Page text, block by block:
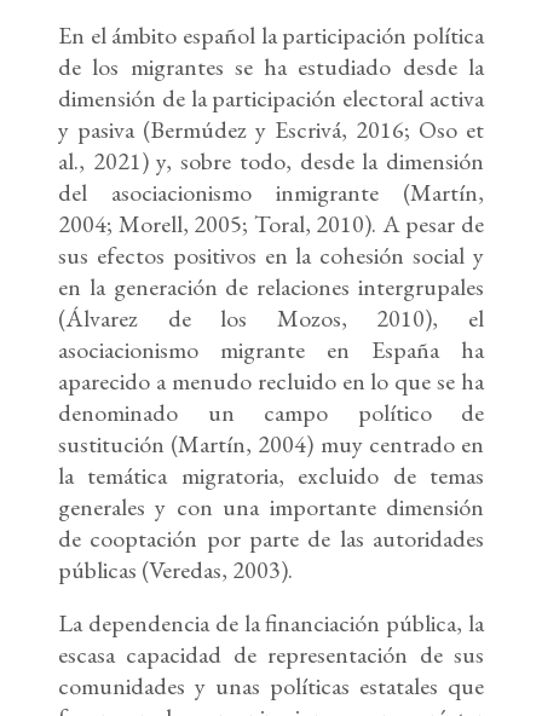
En el ámbito español la participación política
de los migrantes se ha estudiado desde la
dimensión de la participación electoral activa
y pasiva (Bermúdez y Escrivá, 2016; Oso et
al., 2021) y, sobre todo, desde la dimensión
del asociacionismo inmigrante (Martín,
2004; Morell, 2005; Toral, 2010). A pesar de
sus efectos positivos en la cohesión social y
en la generación de relaciones intergrupales
(Álvarez de los Mozos, 2010), el
asociacionismo migrante en España ha
aparecido a menudo recluido en lo que se ha
denominado un campo político de
sustitución (Martín, 2004) muy centrado en
la temática migratoria, excluido de temas
generales y con una importante dimensión
de cooptación por parte de las autoridades
públicas (Veredas, 2003).
La dependencia de la financiación pública, la
escasa capacidad de representación de sus
comunidades y unas políticas estatales que